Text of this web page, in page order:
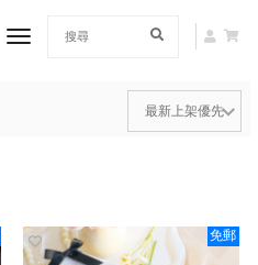
toggle navigation
免郵